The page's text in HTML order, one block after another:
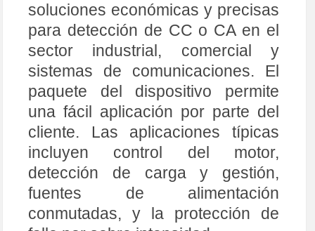
soluciones económicas y precisas
para detección de CC o CA en el
sector industrial, comercial y
sistemas de comunicaciones. El
paquete del dispositivo permite
una fácil aplicación por parte del
cliente. Las aplicaciones típicas
incluyen control del motor,
detección de carga y gestión,
fuentes de alimentación
conmutadas, y la protección de